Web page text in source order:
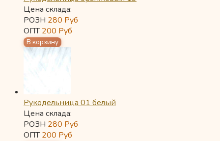
Цена склада:
РОЗН 280 Руб
ОПТ200 Руб
Рукодельница 01 белый
Цена склада:
РОЗН 280 Руб
ОПТ200 Руб